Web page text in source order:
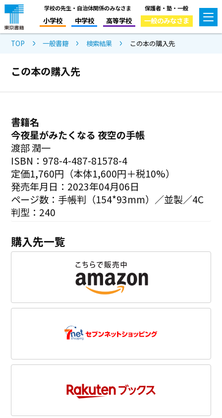
学校の先生・自治体関係のみなさま
小学校 中学校 高等学校
保護者・塾・一般
一般のみなさま
TOP 一般書籍 検索結果 この本の購入先
この本の購入先
書籍名
今夜星がみたくなる 夜空の手帳
渡部 潤一
ISBN：978-4-487-81578-4
定価1,760円（本体1,600円＋税10%）
発売年月日：2023年04月06日
ページ数：手帳判（154*93mm）／並製／4C
判型：240
購入先一覧